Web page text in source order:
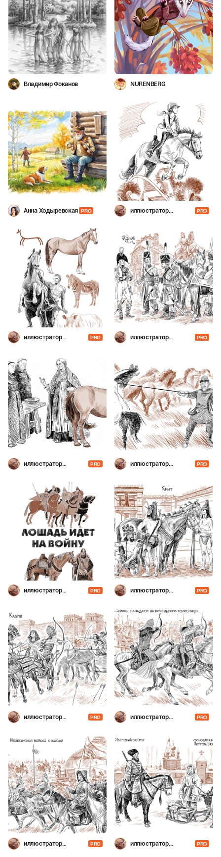
Владимир Фоканов NURENBERG
Анна Ходыревская PRO
иллюстратор
PRO
иллюстратор
PRO
иллюстратор
PRO
иллюстратор
PRO
иллюстратор
PRO
иллюстратор
PRO
иллюстратор
PRO
иллюстратор
PRO
иллюстратор
PRO
иллюстратор
PRO
иллюстратор
PRO